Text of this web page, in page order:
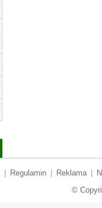
Regulamin Reklama
©